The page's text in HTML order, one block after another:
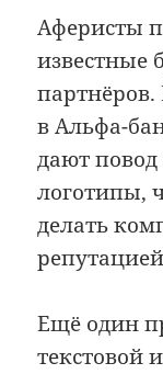
Аферисты
известные
партнёров.
в Альфа-
дают повод
логотипы,
делать
Ещё один
текстовой